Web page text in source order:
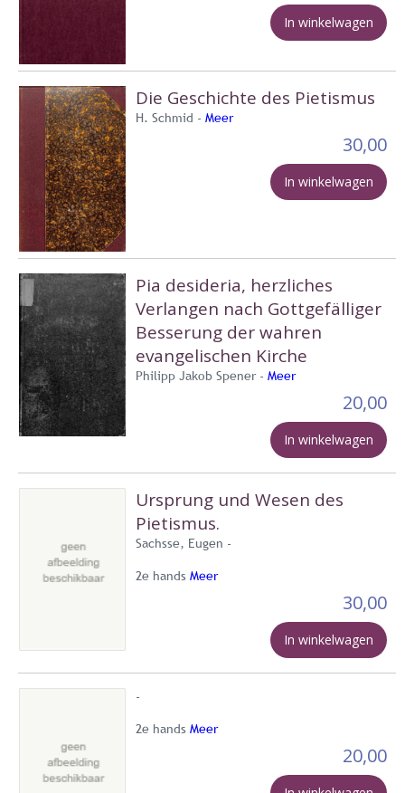
In winkelwagen
Die Geschichte des Pietismus
H. Schmid - Meer
30,00
In winkelwagen
Pia desideria, herzliches
Verlangen nach Gottgefälliger
Besserung der wahren
evangelischen Kirche
Philipp Jakob Spener - Meer
20,00
In winkelwagen
Ursprung und Wesen des
Pietismus.
Sachsse, Eugen -
2e hands Meer
30,00
In winkelwagen
-
2e hands Meer
20,00